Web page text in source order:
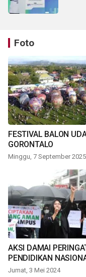
Foto
FESTIVAL BALON
GORONTALO
Minggu, 7 September 2025
AKSI DAMAI
PENDIDIKAN
Jumat, 3 Mei 2024